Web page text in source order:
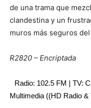
de una trama que
clandestina y un
muros más seguros
R2820 – Encriptada
Radio: 102.5 FM | TV:
Multimedia ((HD Radio &